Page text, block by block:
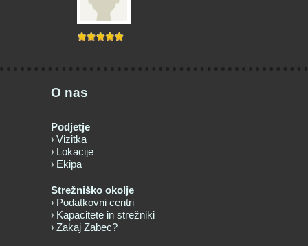
O nas
Podjetje
Vizitka
Lokacije
Ekipa
Strežniško okolje
Podatkovni centri
Kapacitete in strežniki
Zakaj Zabec?